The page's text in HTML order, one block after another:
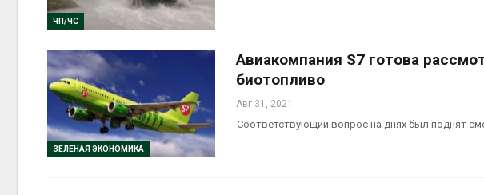
ЧП/ЧС
ЗЕЛЕНАЯ ЭКОНОМИКА
Авиакомпания S7 готова
биотопливо
Авг 31, 2021
Соответствующий вопрос на днях был поднят